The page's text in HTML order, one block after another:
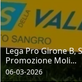
Lega Pro Girone B,
Promozione Moli...
06-03-2026